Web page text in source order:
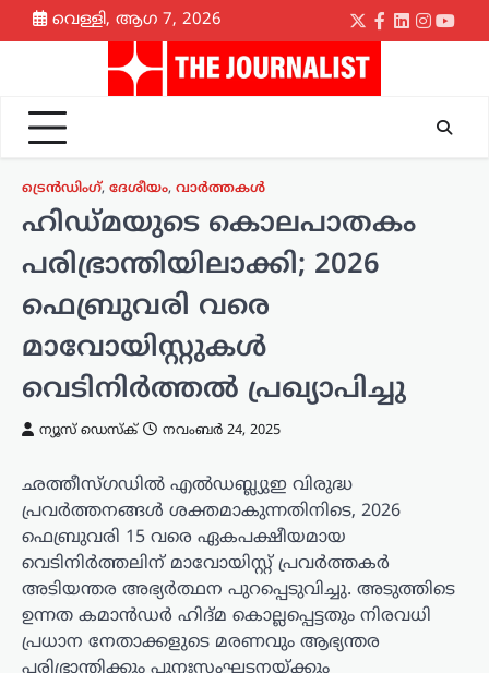
Skip
to
വെള്ളി, ആഗ 7, 2026
Twitter
Facebook
LinkedIn
ട്രെൻഡിംഗ്, ദേശീയം, വാർത്തകൾ
ഹിഡ്മയുടെ കൊലപാതകം
പരിഭ്രാന്തിയിലാക്കി; 2026
ഫെബ്രുവരി വരെ
മാവോയിസ്റ്റുകൾ
വെടിനിർത്തൽ പ്രഖ്യാപിച്ചു
ന്യൂസ് ഡെസ്ക് നവംബർ 24, 2025
ഛത്തീസ്ഗഡിൽ എൽഡബ്ല്യുഇ വിരുദ്ധ
പ്രവർത്തനങ്ങൾ ശക്തമാകുന്നതിനിടെ, 2026
ഫെബ്രുവരി 15 വരെ ഏകപക്ഷീയമായ
വെടിനിർത്തലിന് മാവോയിസ്റ്റ് പ്രവർത്തകർ
അടിയന്തര അഭ്യർത്ഥന പുറപ്പെടുവിച്ചു. അടുത്തിടെ
ഉന്നത കമാൻഡർ ഹിദ്മ കൊല്ലപ്പെട്ടതും നിരവധി
പ്രധാന നേതാക്കളുടെ മരണവും ആഭ്യന്തര